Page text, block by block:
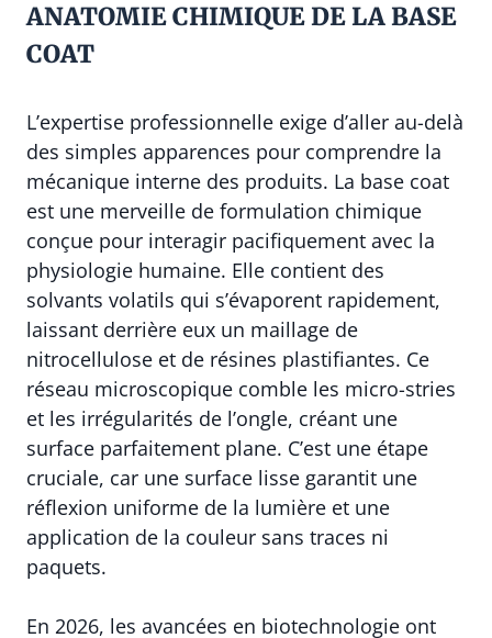
ANATOMIE CHIMIQUE DE LA BASE
COAT
L’expertise professionnelle exige d’aller au-delà
des simples apparences pour comprendre la
mécanique interne des produits. La base coat
est une merveille de formulation chimique
conçue pour interagir pacifiquement avec la
physiologie humaine. Elle contient des
solvants volatils qui s’évaporent rapidement,
laissant derrière eux un maillage de
nitrocellulose et de résines plastifiantes. Ce
réseau microscopique comble les micro-stries
et les irrégularités de l’ongle, créant une
surface parfaitement plane. C’est une étape
cruciale, car une surface lisse garantit une
réflexion uniforme de la lumière et une
application de la couleur sans traces ni
paquets.
En 2026, les avancées en biotechnologie ont